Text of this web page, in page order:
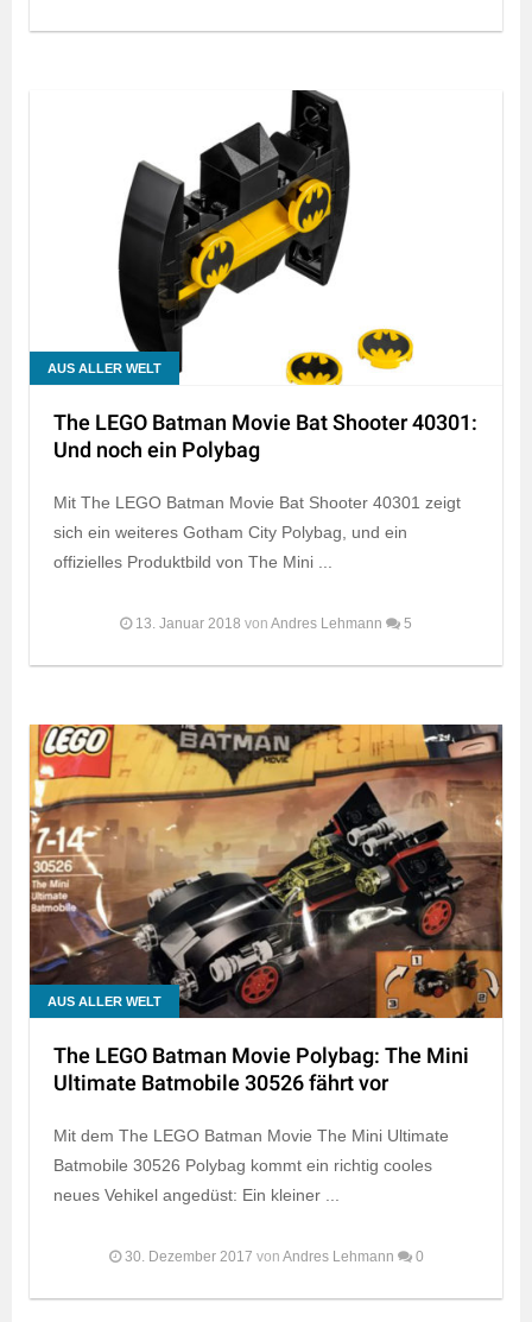
AUS ALLER WELT
The LEGO Batman Movie Bat Shooter 40301:
Und noch ein Polybag
Mit The LEGO Batman Movie Bat Shooter 40301 zeigt
sich ein weiteres Gotham City Polybag, und ein
offizielles Produktbild von The Mini ...
13. Januar 2018 von Andres Lehmann 5
AUS ALLER WELT
The LEGO Batman Movie Polybag: The Mini
Ultimate Batmobile 30526 fährt vor
Mit dem The LEGO Batman Movie The Mini Ultimate
Batmobile 30526 Polybag kommt ein richtig cooles
neues Vehikel angedüst: Ein kleiner ...
30. Dezember 2017 von Andres Lehmann 0